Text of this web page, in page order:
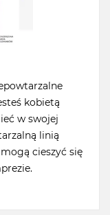
kobietą
w swojej
linią
cieszyć się